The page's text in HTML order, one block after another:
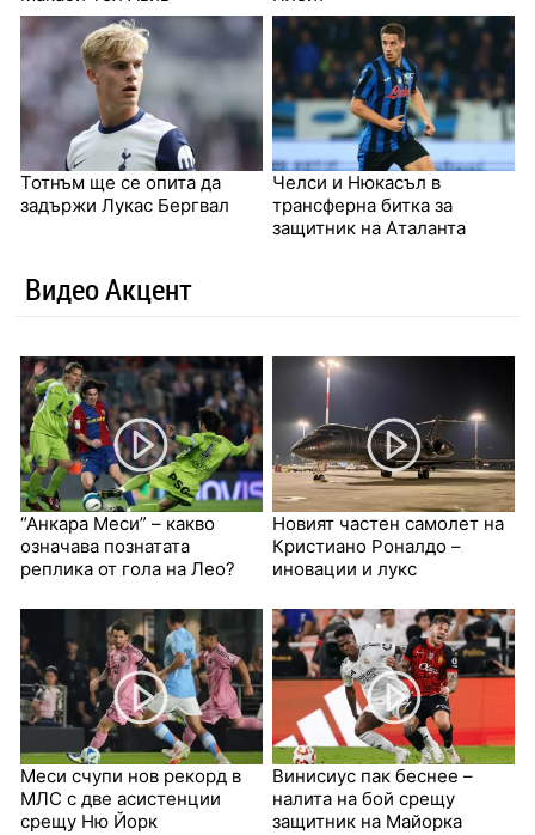
Тотнъм ще се опита да
задържи Лукас Бергвал
Челси и Нюкасъл в
трансферна битка за
защитник на Аталанта
Видео Акцент
“Анкара Меси” – какво
означава познатата
реплика от гола на Лео?
Новият частен самолет на
Кристиано Роналдо –
иновации и лукс
Меси счупи нов рекорд в
МЛС с две асистенции
срещу Ню Йорк
Винисиус пак беснее –
налита на бой срещу
защитник на Майорка